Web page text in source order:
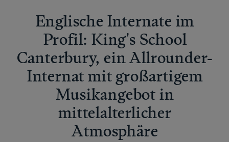
Englische Internate im
Profil: King's School
Canterbury, ein Allrounder-
Internat mit großartigem
Musikangebot in
mittelalterlicher
Atmosphäre